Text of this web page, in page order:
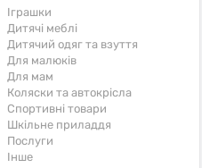
Іграшки
Дитячі меблі
Дитячий одяг та взуття
Для малюків
Для мам
Коляски та автокрісла
Спортивні товари
Шкільне приладдя
Послуги
Iнше